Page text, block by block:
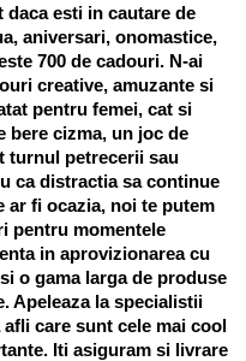
esti in cautare de
aniversari, onomastice,
700 de cadouri. N-ai
creative, amuzante si
pentru femei, cat si
bere cizma, un joc de
turnul petrecerii sau
ca distractia sa continue
ar fi ocazia, noi te putem
pentru momentele
in aprovizionarea cu
o gama larga de produse
Apeleaza la specialistii
care sunt cele mai cool
Iti asiguram si livrare